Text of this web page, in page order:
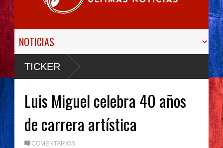
TICKER
Luis Miguel celebra 40 años
de carrera artística
COMENTARIOS